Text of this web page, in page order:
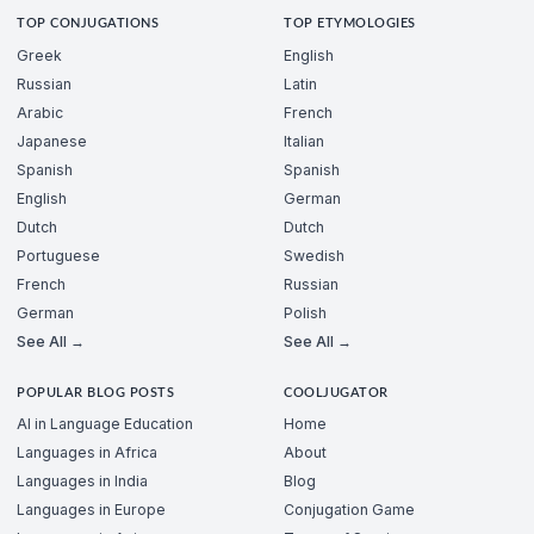
TOP CONJUGATIONS
Greek
Russian
Arabic
Japanese
Spanish
English
Dutch
Portuguese
French
German
See All →
TOP ETYMOLOGIES
English
Latin
French
Italian
Spanish
German
Dutch
Swedish
Russian
Polish
See All →
POPULAR BLOG POSTS
AI in Language Education
Languages in Africa
Languages in India
Languages in Europe
COOLJUGATOR
Home
About
Blog
Conjugation Game